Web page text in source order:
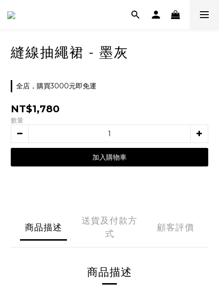
縫線抽繩裙 - 墨灰
全店，購買3000元即免運
NT$1,780
數量
加入購物車
商品描述
送貨及付款方
式
顧客評價
商品描述